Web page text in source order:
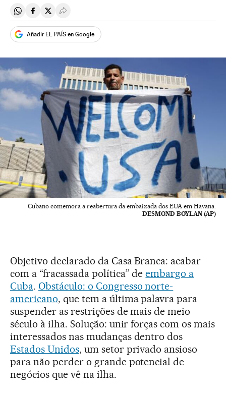
Compartir en Whatsapp
Compartir en Facebook
Compartir en Twitter
Desplegar Redes Sociales
Añadir EL PAÍS en Google
Cubano comemora a reabertura da embaixada dos EUA em Havana.
DESMOND BOYLAN (AP)
Objetivo declarado da Casa Branca: acabar
com a “fracassada política” deembargo a
Cuba. Obstáculo: o Congresso norte-
americano, que tem a última palavra para
suspender as restrições de mais de meio
século à ilha. Solução: unir forças com os mais
interessados nas mudanças dentro dos
Estados Unidos, um setor privado ansioso
para não perder o grande potencial de
negócios que vê na ilha.